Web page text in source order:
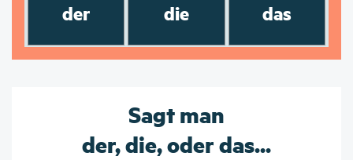
der die das
Sagt man
der, die, oder das...